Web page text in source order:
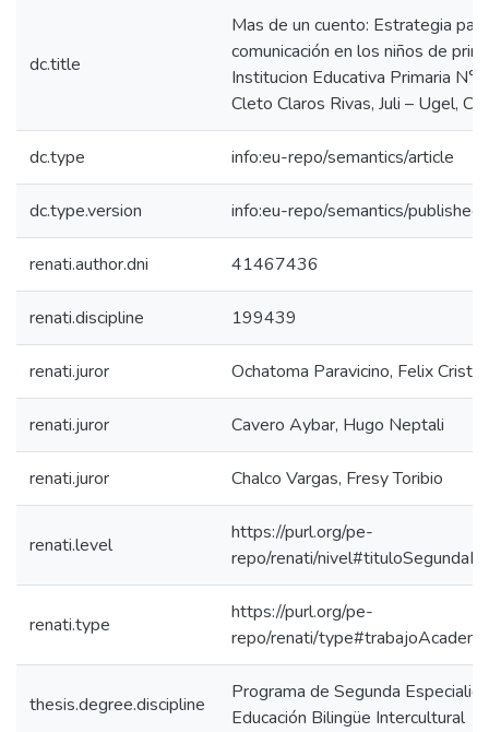
dc.title
Mas de un cuento: Estrategia
comunicación en los niños de
Institucion Educativa Primaria
Cleto Claros Rivas, Juli – Ugel,
dc.type info:eu-repo/semantics/article
dc.type.version info:eu-repo/semantics/
renati.author.dni 41467436
renati.discipline 199439
renati.juror Ochatoma Paravicino, Felix
renati.juror Cavero Aybar, Hugo Neptali
renati.juror Chalco Vargas, Fresy Toribio
renati.level
https://purl.org/pe-
repo/renati/
renati.type
https://purl.org/pe-
repo/renati/
thesis.degree.discipline
Programa de Segunda
Educación Bilingüe Intercultural